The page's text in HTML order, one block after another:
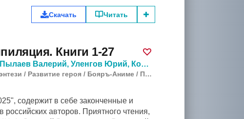
Скачать Читать
Книги 1-27
Пылаев Валерий, Уленгов Юрий, Кощеев Владимир
/ Развитие героя / Бояръ-Аниме / Попаданцы
содержит в себе законченные и
авторов. Приятного чтения,